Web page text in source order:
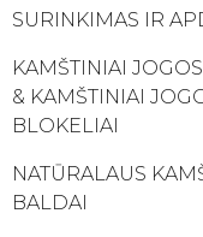
SURINKIMAS IR
KAMŠTINIAI
& KAMŠTINIAI
BLOKELIAI
NATŪRALAUS
BALDAI